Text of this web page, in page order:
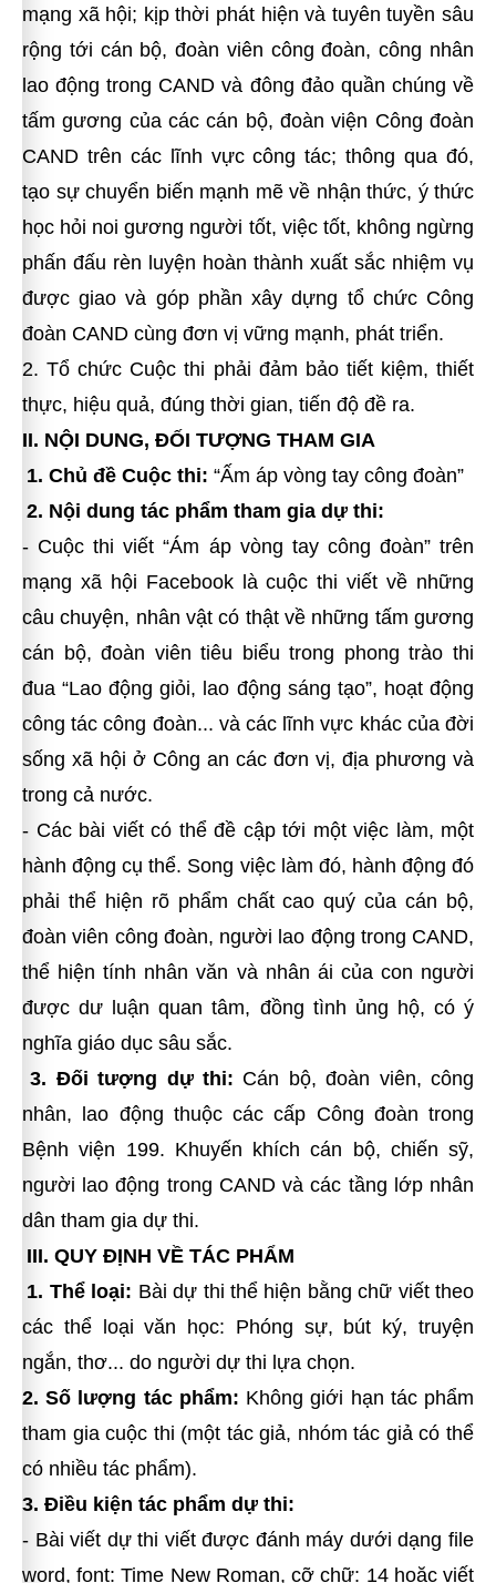
mạng xã hội; kịp thời phát hiện và tuyên tuyền sâu
rộng tới cán bộ, đoàn viên công đoàn, công nhân
lao động trong CAND và đông đảo quần chúng về
tấm gương của các cán bộ, đoàn viện Công đoàn
CAND trên các lĩnh vực công tác; thông qua đó,
tạo sự chuyển biến mạnh mẽ về nhận thức, ý thức
học hỏi noi gương người tốt, việc tốt, không ngừng
phấn đấu rèn luyện hoàn thành xuất sắc nhiệm vụ
được giao và góp phần xây dựng tổ chức Công
đoàn CAND cùng đơn vị vững mạnh, phát triển.
2. Tổ chức Cuộc thi phải đảm bảo tiết kiệm, thiết
thực, hiệu quả, đúng thời gian, tiến độ đề ra.
II. NỘI DUNG, ĐỐI TƯỢNG THAM GIA
1. Chủ đề Cuộc thi: “Ấm áp vòng tay công đoàn”
2. Nội dung tác phẩm tham gia dự thi:
- Cuộc thi viết “Ám áp vòng tay công đoàn” trên
mạng xã hội Facebook là cuộc thi viết về những
câu chuyện, nhân vật có thật về những tấm gương
cán bộ, đoàn viên tiêu biểu trong phong trào thi
đua “Lao động giỏi, lao động sáng tạo”, hoạt động
công tác công đoàn... và các lĩnh vực khác của đời
sống xã hội ở Công an các đơn vị, địa phương và
trong cả nước.
- Các bài viết có thể đề cập tới một việc làm, một
hành động cụ thể. Song việc làm đó, hành động đó
phải thể hiện rõ phẩm chất cao quý của cán bộ,
đoàn viên công đoàn, người lao động trong CAND,
thể hiện tính nhân văn và nhân ái của con người
được dư luận quan tâm, đồng tình ủng hộ, có ý
nghĩa giáo dục sâu sắc.
3. Đối tượng dự thi: Cán bộ, đoàn viên, công
nhân, lao động thuộc các cấp Công đoàn trong
Bệnh viện 199. Khuyến khích cán bộ, chiến sỹ,
người lao động trong CAND và các tầng lớp nhân
dân tham gia dự thi.
III. QUY ĐỊNH VỀ TÁC PHẨM
1. Thể loại: Bài dự thi thể hiện bằng chữ viết theo
các thể loại văn học: Phóng sự, bút ký, truyện
ngắn, thơ... do người dự thi lựa chọn.
2. Số lượng tác phẩm: Không giới hạn tác phẩm
tham gia cuộc thi (một tác giả, nhóm tác giả có thể
có nhiều tác phẩm).
3. Điều kiện tác phẩm dự thi:
- Bài viết dự thi viết được đánh máy dưới dạng file
word, font: Time New Roman, cỡ chữ: 14 hoặc viết